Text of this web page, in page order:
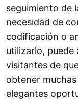
seguimiento de
necesidad de
codificación o
utilizarlo, puede
visitantes de
obtener
elegantes